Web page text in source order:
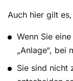
Auch hier gilt
Wenn Sie
„Anlage“, bei
Sie sind nicht